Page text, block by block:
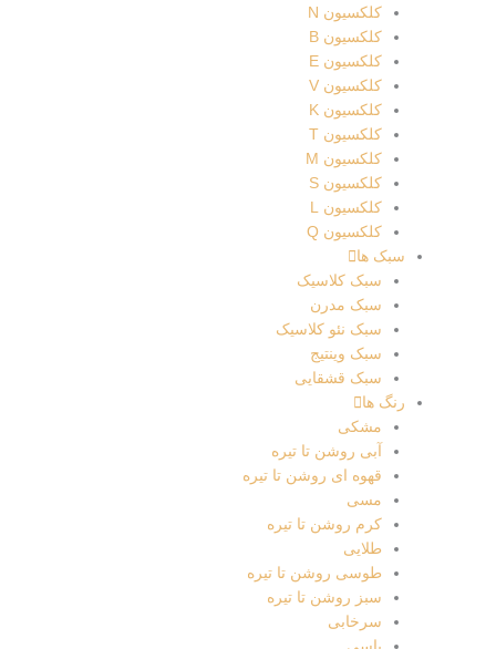
کلکسیون N
کلکسیون B
کلکسیون E
کلکسیون V
کلکسیون K
کلکسیون T
کلکسیون M
کلکسیون S
کلکسیون L
کلکسیون Q
سبک ها
سبک کلاسیک
سبک مدرن
سبک نئو کلاسیک
سبک وینتیج
سبک قشقایی
رنگ ها
مشکی
آبی روشن تا تیره
قهوه ای روشن تا تیره
مسی
کرم روشن تا تیره
طلایی
طوسی روشن تا تیره
سبز روشن تا تیره
سرخابی